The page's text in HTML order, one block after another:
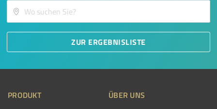
ZUR ERGEBNISLISTE
PRODUKT ÜBER UNS